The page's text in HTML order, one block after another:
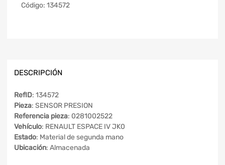
Código: 134572
DESCRIPCIÓN
RefID: 134572
Pieza: SENSOR PRESION
Referencia pieza: 0281002522
Vehículo: RENAULT ESPACE IV JK0
Estado: Material de segunda mano
Ubicación: Almacenada